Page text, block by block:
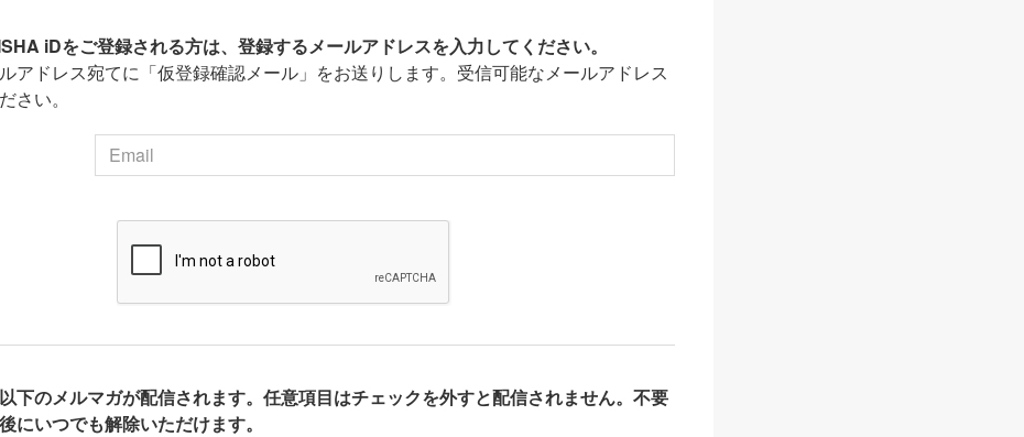
iDをご登録される方は、登録するメールアドレスを入力してください。
アドレス宛てに「仮登録確認メール」をお送りします。受信可能なメールアドレス
さい。
下のメルマガが配信されます。任意項目はチェックを外すと配信されません。不要
にいつでも解除いただけます。